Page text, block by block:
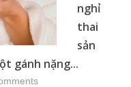
nghỉ
thai
sản
gánh nặng...